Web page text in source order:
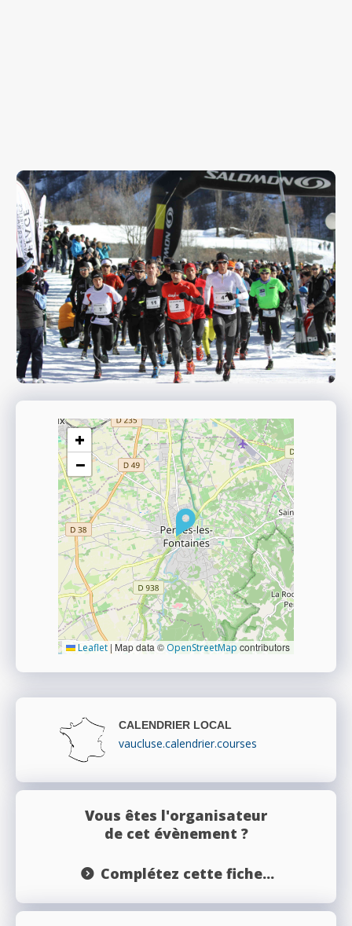
+
−
Leaflet| Map data © OpenStreetMap contributors
CALENDRIER LOCAL
vaucluse.calendrier.courses
Vous êtes l'organisateur
de cet évènement ?
Complétez cette fiche...